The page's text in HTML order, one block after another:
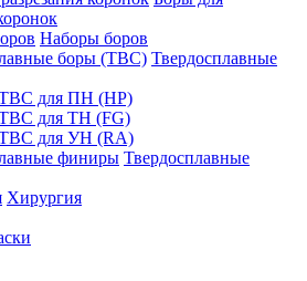
Наборы боров
Твердосплавные
для ПН (HP)
для ТН (FG)
для УН (RA)
Твердосплавные
Хирургия